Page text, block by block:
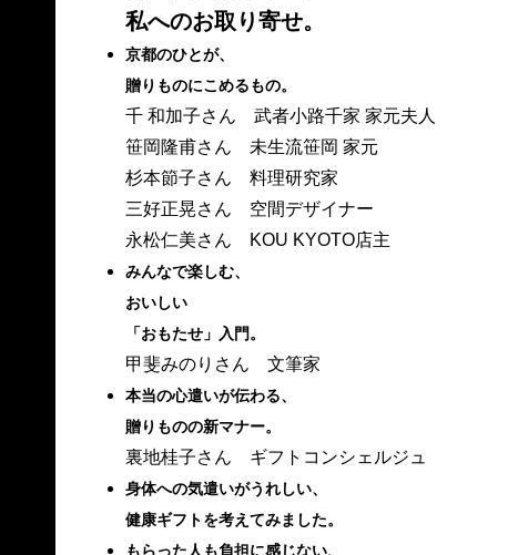
私へのお取り寄せ。
京都のひとが、
贈りものにこめるもの。
千 和加子さん 武者小路千家 家元夫人
笹岡隆甫さん 未生流笹岡 家元
杉本節子さん 料理研究家
三好正晃さん 空間デザイナー
永松仁美さん KOU KYOTO店主
みんなで楽しむ、
おいしい
「おもたせ」入門。
甲斐みのりさん 文筆家
本当の心遣いが伝わる、
贈りものの新マナー。
裏地桂子さん ギフトコンシェルジュ
身体への気遣いがうれしい、
健康ギフトを考えてみました。
もらった人も負担に感じない、